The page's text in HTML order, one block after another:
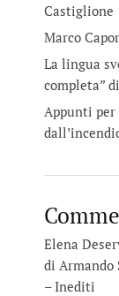
Castiglione
Marco
La lingua
completa”
Appunti per
Elena
di Armando
– Inediti